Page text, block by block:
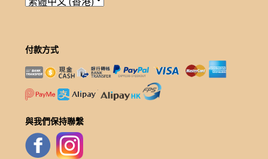
付款方式
與我們保持聯繫